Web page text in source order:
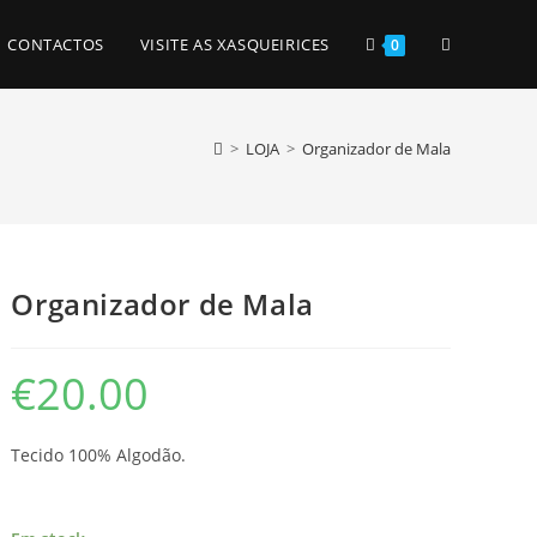
CONTACTOS VISITE AS XASQUEIRICES 0 TOGGLE
> LOJA > Organizador de Mala
Organizador de Mala
€20.00
Tecido 100% Algodão.